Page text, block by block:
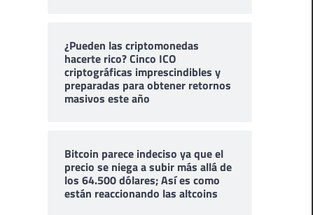
¿Pueden las criptomonedas
hacerte rico? Cinco ICO
criptográficas imprescindibles y
preparadas para obtener retornos
masivos este año
Bitcoin parece indeciso ya que el
precio se niega a subir más allá de
los 64.500 dólares; Así es como
están reaccionando las altcoins